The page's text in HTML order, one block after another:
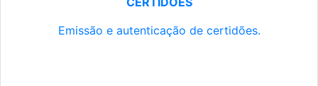
Emissão e autenticação de certidões.